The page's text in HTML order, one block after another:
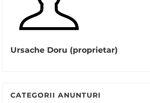
Ursache Doru (proprietar)
CATEGORII ANUNTURI